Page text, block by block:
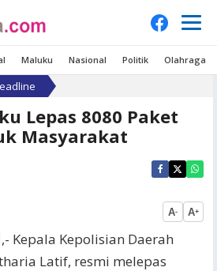
Maluku Nasional Politik Olahraga
Lepas 8080 Paket
Masyarakat
A- A+
,- Kepala Kepolisian Daerah
Latif, resmi melepas